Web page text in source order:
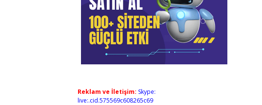
Reklam ve İletişim: Skype:
live:.cid.575569c608265c69